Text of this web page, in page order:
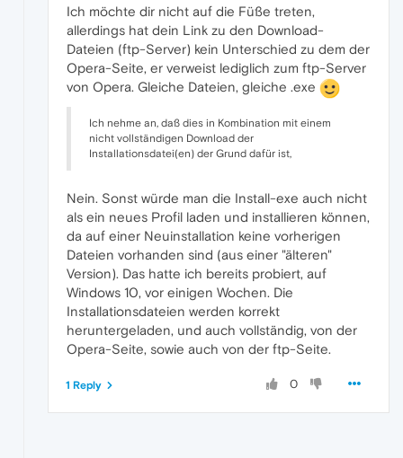
Ich möchte dir nicht auf die Füße treten,
allerdings hat dein Link zu den Download-
Dateien (ftp-Server) kein Unterschied zu dem der
Opera-Seite, er verweist lediglich zum ftp-Server
von Opera. Gleiche Dateien, gleiche .exe
Ich nehme an, daß dies in Kombination mit einem
nicht vollständigen Download der
Installationsdatei(en) der Grund dafür ist,
Nein. Sonst würde man die Install-exe auch nicht
als ein neues Profil laden und installieren können,
da auf einer Neuinstallation keine vorherigen
Dateien vorhanden sind (aus einer "älteren"
Version). Das hatte ich bereits probiert, auf
Windows 10, vor einigen Wochen. Die
Installationsdateien werden korrekt
heruntergeladen, und auch vollständig, von der
Opera-Seite, sowie auch von der ftp-Seite.
0
1 Reply